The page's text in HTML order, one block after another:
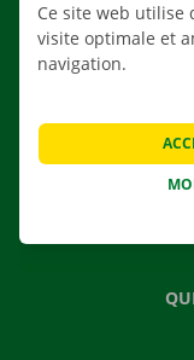
Ce site web utilise
visite optimale et
navigation.